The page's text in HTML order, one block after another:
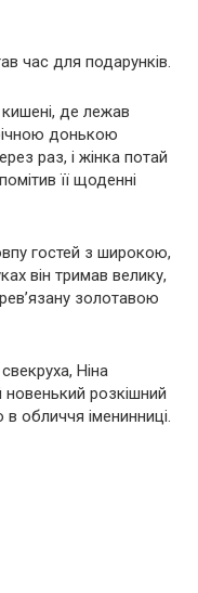
час для подарунків.
де лежав
донькою
раз, і жінка потай
її щоденні
гостей з широкою,
він тримав велику,
золотавою
Ніна
новенький розкішний
обличчя іменинниці.